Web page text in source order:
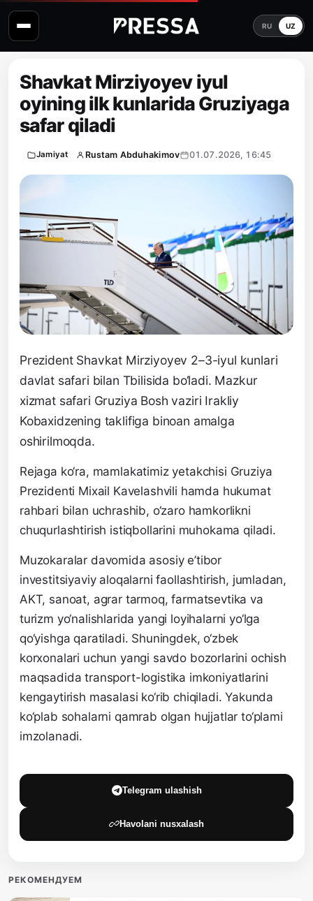
RU UZ
Shavkat Mirziyoyev iyul
oyining ilk kunlarida Gruziyaga
safar qiladi
Jamiyat Rustam Abduhakimov 01.07.2026, 16:45
Prezident Shavkat Mirziyoyev 2–3-iyul kunlari
davlat safari bilan Tbilisida bo‘ladi. Mazkur
xizmat safari Gruziya Bosh vaziri Irakliy
Kobaxidzening taklifiga binoan amalga
oshirilmoqda.
Rejaga ko‘ra, mamlakatimiz yetakchisi Gruziya
Prezidenti Mixail Kavelashvili hamda hukumat
rahbari bilan uchrashib, o‘zaro hamkorlikni
chuqurlashtirish istiqbollarini muhokama qiladi.
Muzokaralar davomida asosiy e’tibor
investitsiyaviy aloqalarni faollashtirish, jumladan,
AKT, sanoat, agrar tarmoq, farmatsevtika va
turizm yo‘nalishlarida yangi loyihalarni yo‘lga
qo‘yishga qaratiladi. Shuningdek, o‘zbek
korxonalari uchun yangi savdo bozorlarini ochish
maqsadida transport-logistika imkoniyatlarini
kengaytirish masalasi ko‘rib chiqiladi. Yakunda
ko‘plab sohalarni qamrab olgan hujjatlar to‘plami
imzolanadi.
Telegram ulashish
Havolani nusxalash
РЕКОМЕНДУЕМ